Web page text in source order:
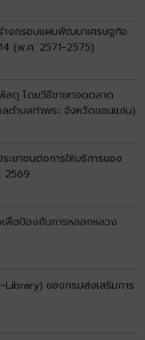
งกรอบแผนพัฒนาเศรษฐกิจ
(พ.ศ. 2571-2575)
สดุ โดยวิธีขายทอดตลาด
ลตำบลท่าพระ จังหวัดขอนแก่น)
ะชาชนต่อการให้บริการของ
2569
เพื่อป้องกันการหลอกหลวง
ของกรมส่งเสริมการ